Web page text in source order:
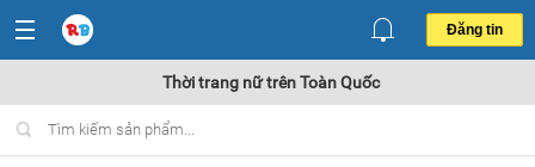
Đăng tin
Thời trang nữ trên Toàn Quốc